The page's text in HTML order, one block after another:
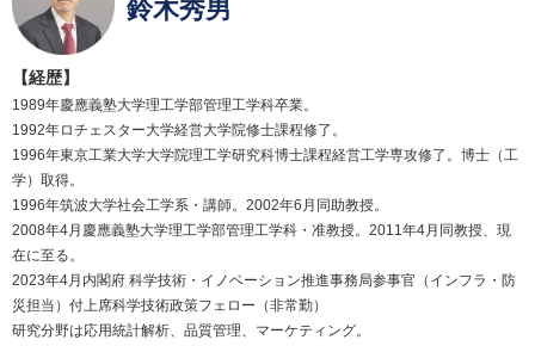
鈴木秀男
【経歴】
1989年慶應義塾大学理工学部管理工学科卒業。
1992年ロチェスター大学経営大学院修士課程修了。
1996年東京工業大学大学院理工学研究科博士課程経営工学専攻修了。博士（工
学）取得。
1996年筑波大学社会工学系・講師。2002年6月同助教授。
2008年4月慶應義塾大学理工学部管理工学科・准教授。2011年4月同教授、現
在に至る。
2023年4月内閣府 科学技術・イノベーション推進事務局参事官（インフラ・防
災担当）付上席科学技術政策フェロー（非常勤）
研究分野は応用統計解析、品質管理、マーケティング。